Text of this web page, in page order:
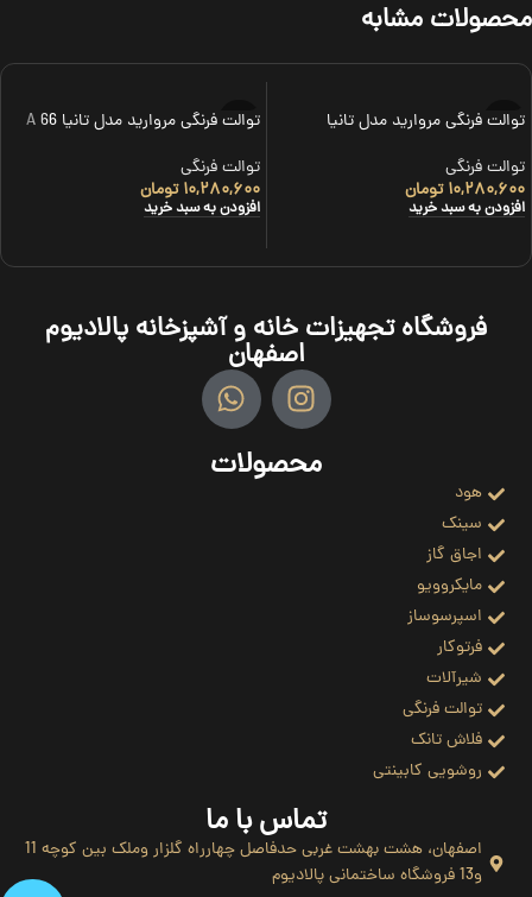
محصولات مشابه
توالت فرنگی مروارید مدل تانیا
توالت فرنگی
۱۰,۲۸۰,۶۰۰ تومان
افزودن به سبد خرید
توالت فرنگی مروارید مدل تانیا 66 A
توالت فرنگی
۱۰,۲۸۰,۶۰۰ تومان
افزودن به سبد خرید
فروشگاه تجهیزات خانه و آشپزخانه پالادیوم
اصفهان
محصولات
هود
سینک
اجاق گاز
مایکروویو
اسپرسوساز
فرتوکار
شیرآلات
توالت فرنگی
فلاش تانک
روشویی کابینتی
تماس با ما
اصفهان، هشت بهشت غربی حدفاصل چهارراه گلزار وملک بین کوچه 11
و13 فروشگاه ساختمانی پالادیوم